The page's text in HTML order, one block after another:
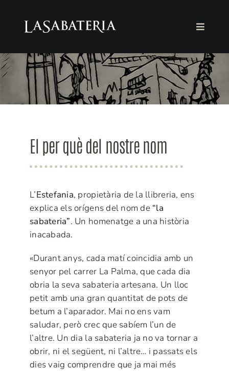
content
Toggle
LA FUNDACIÓ
LA LLIBRERIA
COL·LABORA
Català
El per què del nostre nom
L’Estefania, propietària de la llibreria, ens
explica els orígens del nom de “la
sabateria”. Un homenatge a una història
inacabada.
«Durant anys, cada matí coincidia amb un
senyor pel carrer La Palma, que cada dia
obria la seva sabateria artesana. Un lloc
petit amb una gran quantitat de pots de
betum a l’aparador. Mai no ens vam
saludar, però crec que sabíem l’un de
l’altre. Un dia la sabateria ja no va tornar a
obrir, ni el següent, ni l’altre… i passats els
dies vaig comprendre que ja mai més